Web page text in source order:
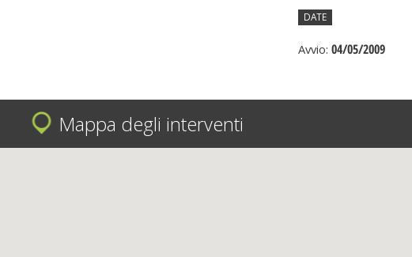
DATE
Avvio: 04/05/2009
Mappa degli interventi